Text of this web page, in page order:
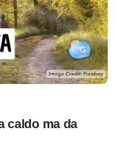
caldo ma da